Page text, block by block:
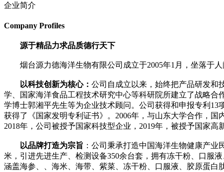
企业简介
Company Profiles
源于精品力求品质德行天下
烟台源力德海洋生物有限公司成立于2005年1月，坐落于人
以科技创新为核心： 公司自成立以来，始终把产品研发和
学、国家海洋食品工程技术研究中心等科研院所建立了战略
学博士郭湘平先生等为企业技术顾问。公司获得和申报专利
获得了《国家发明专利证书》。2006年，与山东大学合作，
2018年，公司被授予国家科技型企业，2019年，被授予国家高
以品牌打造为宗旨 ：公司秉承打造中国海洋生物健康产
米，引进先进生产、检测设备350余台套，拥有冻干粉、口服
涵盖海参、、海米、海带、紫菜、冻干粉、口服液、胶原蛋白